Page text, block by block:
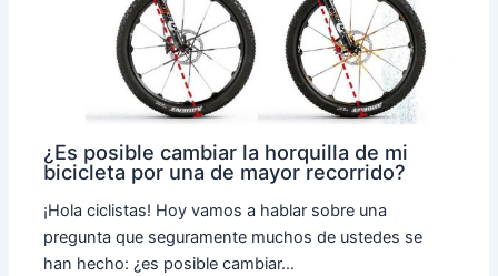
¿Es posible cambiar la horquilla de mi
bicicleta por una de mayor recorrido?
¡Hola ciclistas! Hoy vamos a hablar sobre una
pregunta que seguramente muchos de ustedes se
han hecho: ¿es posible cambiar…